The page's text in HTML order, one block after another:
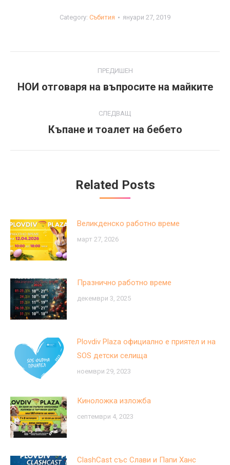
Category: Събития януари 27, 2019
navigation
ПРЕДИШЕН
Previous
НОИ отговаря на въпросите на майките
СЛЕДВАЩ
Next
Къпане и тоалет на бебето
Related Posts
Великденско работно време
март 27, 2026
Празнично работно време
декември 3, 2025
Plovdiv Plaza официално е приятел и на
SOS детски селища
ноември 29, 2023
Киноложка изложба
септември 4, 2023
ClashCast със Слави и Папи Ханс